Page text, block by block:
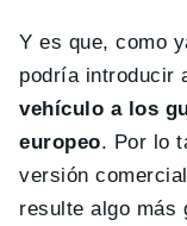
Y es que, como
podría introducir
vehículo a los
europeo. Por lo
versión
resulte algo más